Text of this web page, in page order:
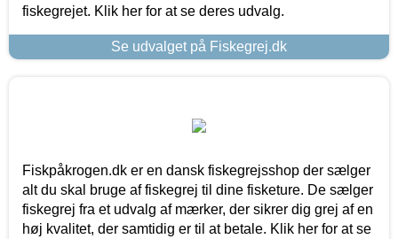
fiskegrejet. Klik her for at se deres udvalg.
Se udvalget på Fiskegrej.dk
Fiskpåkrogen.dk er en dansk fiskegrejsshop der sælger
alt du skal bruge af fiskegrej til dine fisketure. De sælger
fiskegrej fra et udvalg af mærker, der sikrer dig grej af en
høj kvalitet, der samtidig er til at betale. Klik her for at se